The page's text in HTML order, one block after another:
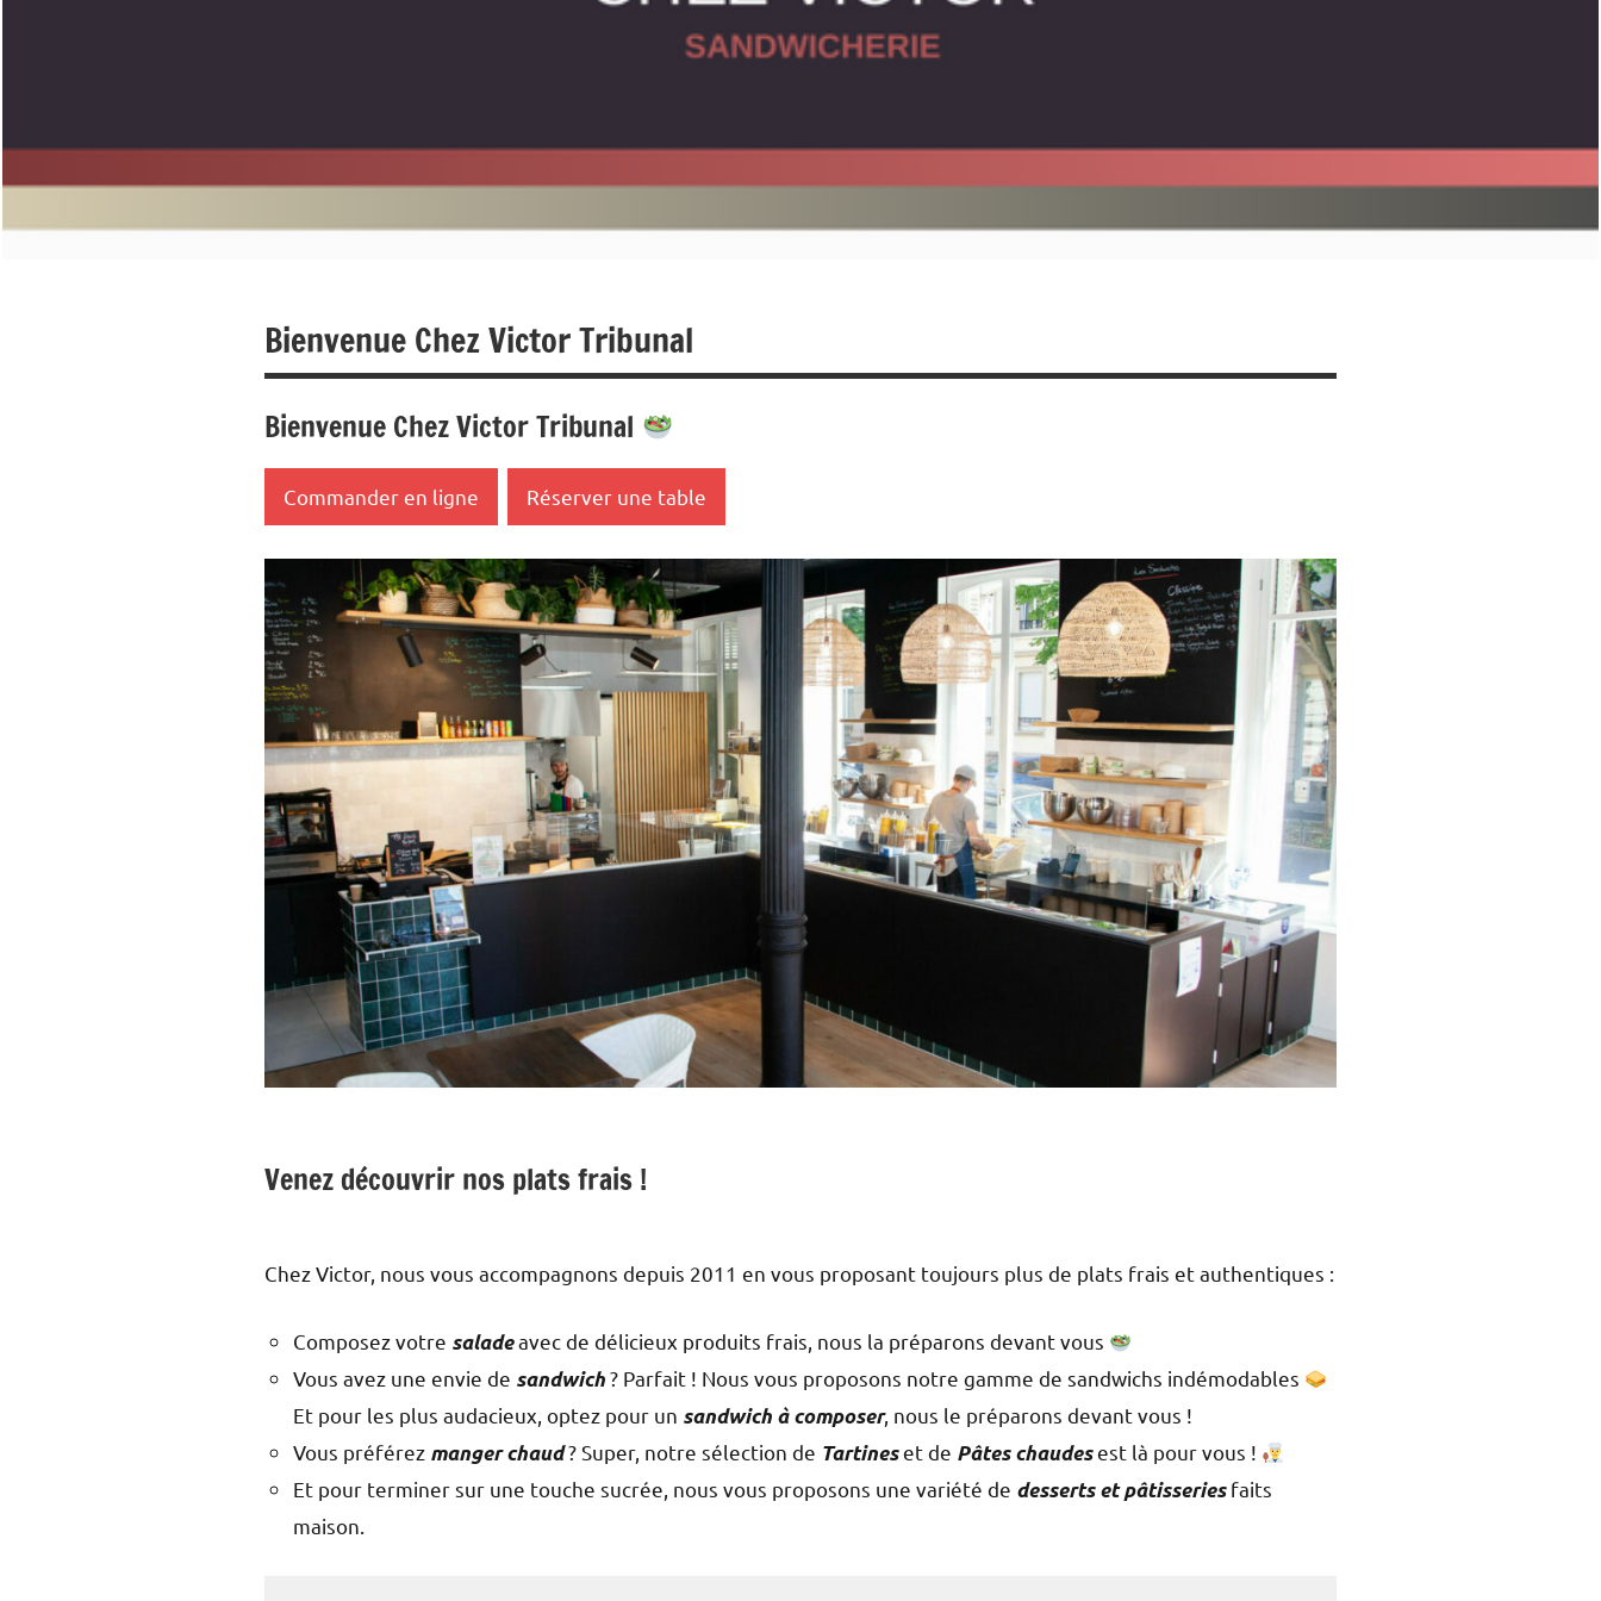
Bienvenue Chez Victor Tribunal
Bienvenue Chez Victor Tribunal
Commander en ligne Réserver une table
Venez découvrir nos plats frais !
Chez Victor, nous vous accompagnons depuis 2011 en vous proposant toujours plus de plats frais et authentiques :
Composez votre saladeavec de délicieux produits frais, nous la préparons devant vous
Vous avez une envie de sandwich? Parfait ! Nous vous proposons notre gamme de sandwichs indémodables
Et pour les plus audacieux, optez pour un sandwich à composer, nous le préparons devant vous !
Vous préférez manger chaud? Super, notre sélection de Tartineset de Pâtes chaudesest là pour vous !
Et pour terminer sur une touche sucrée, nous vous proposons une variété de desserts et pâtisseriesfaits
maison.